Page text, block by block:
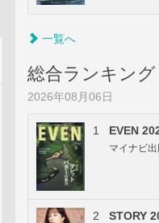
一覧へ
総合ランキング
2026年08月06日
1 EVEN
マイナビ出
2 STORY